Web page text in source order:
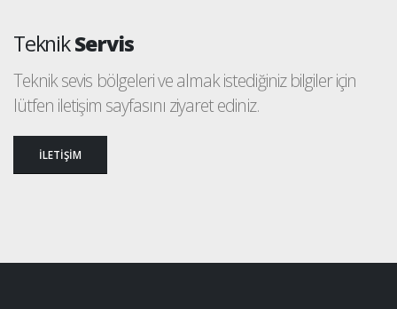
TeknikServis
Teknik sevis bölgeleri ve almak istediğiniz bilgiler için
lütfen iletişim sayfasını ziyaret ediniz.
İLETİŞİM